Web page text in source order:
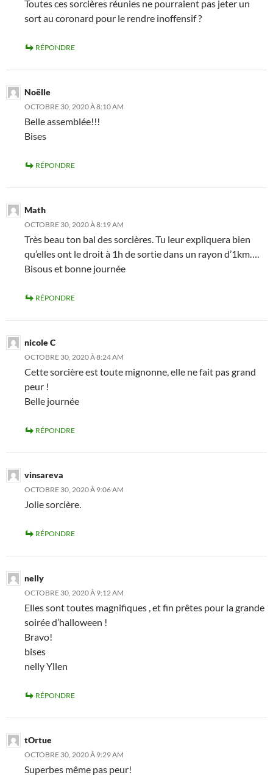
Toutes ces sorcières réunies ne pourraient pas jeter un
sort au coronard pour le rendre inoffensif ?
RÉPONDRE
Noëlle
OCTOBRE 30, 2020 À 8:10 AM
Belle assemblée!!!
Bises
RÉPONDRE
Math
OCTOBRE 30, 2020 À 8:19 AM
Très beau ton bal des sorcières. Tu leur expliquera bien
qu’elles ont le droit à 1h de sortie dans un rayon d’1km….
Bisous et bonne journée
RÉPONDRE
nicole C
OCTOBRE 30, 2020 À 8:24 AM
Cette sorcière est toute mignonne, elle ne fait pas grand
peur !
Belle journée
RÉPONDRE
vinsareva
OCTOBRE 30, 2020 À 9:06 AM
Jolie sorcière.
RÉPONDRE
nelly
OCTOBRE 30, 2020 À 9:12 AM
Elles sont toutes magnifiques , et fin prêtes pour la grande
soirée d’halloween !
Bravo!
bises
nelly Yllen
RÉPONDRE
tOrtue
OCTOBRE 30, 2020 À 9:29 AM
Superbes même pas peur!